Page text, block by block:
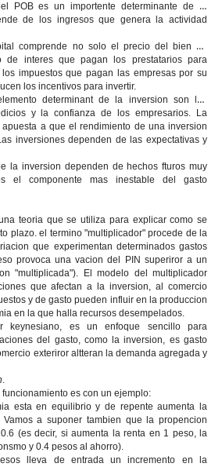
POB es un importente determinante de la
de los ingresos que genera la actividad
comprende no solo el precio del bien de
de interes que pagan los prestatarios para
impuestos que pagan las empresas por su
los incentivos para invertir.
determinant de la inversion son las
y la confianza de los empresarios. La
a que el rendimiento de una inversion
inversiones dependen de las expectativas y
la inversion dependen de hechos fturos muy
el componente mas inestable del gasto
teoria que se utiliza para explicar como se
plazo. el termino "multiplicador" procede de la
que experimentan determinados gastos
provoca una vacion del PIN superiror a un
"multiplicada"). El modelo del multiplicador
que afectan a la inversion, al comercio
y de gasto pueden influir en la produccion
en la que halla recursos desempelados.
keynesiano, es un enfoque sencillo para
del gasto, como la inversion, es gasto
exteriror altteran la demanda agregada y
.
es con un ejemplo:
esta en equilibrio y de repente aumenta la
a suponer tambien que la propencion
(es decir, si aumenta la renta en 1 peso, la
y 0.4 pesos al ahorro).
lleva de entrada un incremento en la